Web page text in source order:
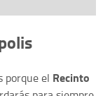
porque el Recinto